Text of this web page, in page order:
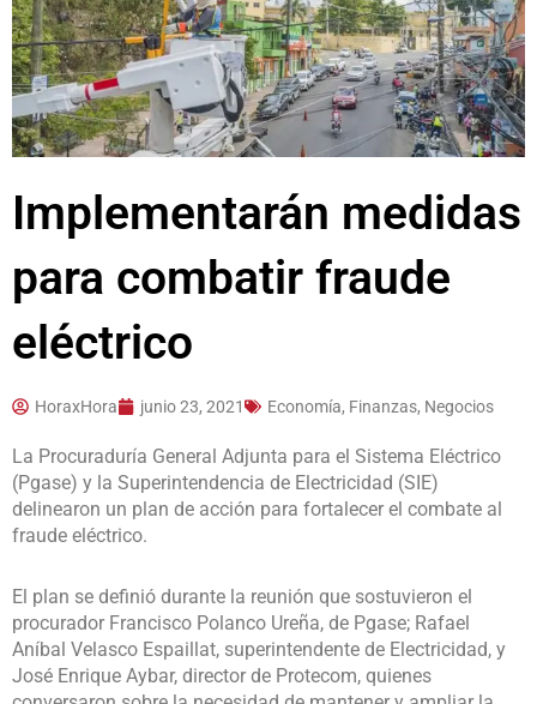
Implementarán medidas
para combatir fraude
eléctrico
HoraxHora junio 23, 2021 Economía, Finanzas, Negocios
La Procuraduría General Adjunta para el Sistema Eléctrico
(Pgase) y la Superintendencia de Electricidad (SIE)
delinearon un plan de acción para fortalecer el combate al
fraude eléctrico.
El plan se definió durante la reunión que sostuvieron el
procurador Francisco Polanco Ureña, de Pgase; Rafael
Aníbal Velasco Espaillat, superintendente de Electricidad, y
José Enrique Aybar, director de Protecom, quienes